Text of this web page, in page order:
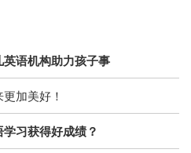
语机构助力孩子事
加美好！
习获得好成绩？